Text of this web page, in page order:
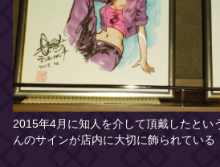
2015年4月に知人を介して頂戴したとい
んのサインが店内に大切に飾られている